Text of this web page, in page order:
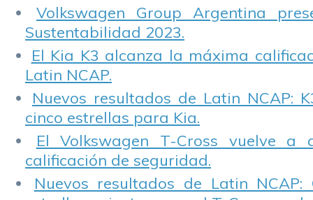
Volkswagen Group Argentina
Sustentabilidad 2023.
El Kia K3 alcanza la máxima
Latin NCAP.
Nuevos resultados de Latin NCAP:
cinco estrellas para Kia.
El Volkswagen T-Cross vuelve a
calificación de seguridad.
Nuevos resultados de Latin NCAP: